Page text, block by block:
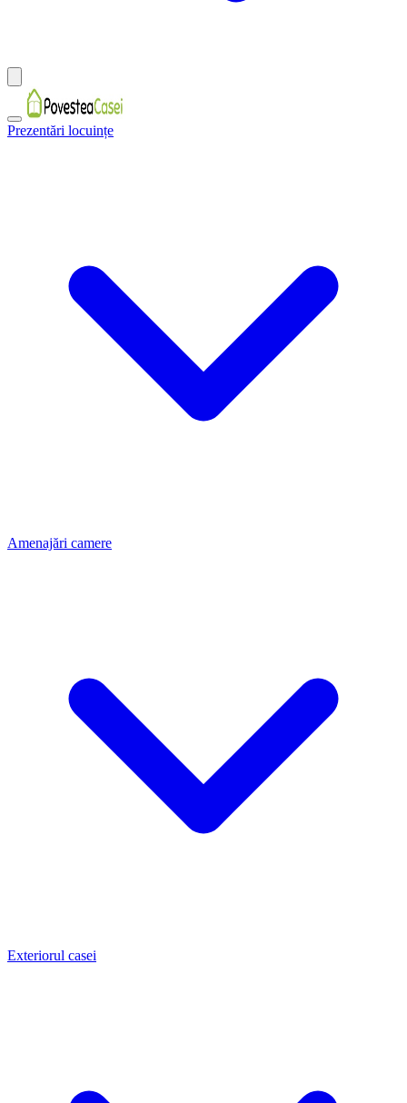
Prezentări locuințe
Amenajări camere
Exteriorul casei